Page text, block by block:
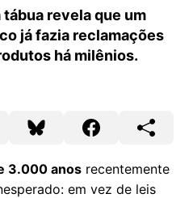
revela que um
já fazia reclamações
há milênios.
3.000 anos recentemente
em vez de leis